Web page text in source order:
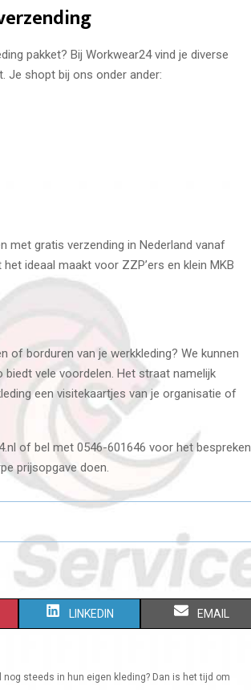
pakket? Bij Workwear24 vind je diverse
Je shopt bij ons onder ander:
met gratis verzending in Nederland vanaf
ideaal maakt voor ZZP’ers en klein MKB
of borduren van je werkkleding? We kunnen
biedt vele voordelen. Het straat namelijk
een visitekaartjes van je organisatie of
of bel met 0546-601646 voor het bespreken
prijsopgave doen.
S
A
LINKEDIN S
A
EMAIL
steeds in hun eigen kleding? Dan is het tijd om